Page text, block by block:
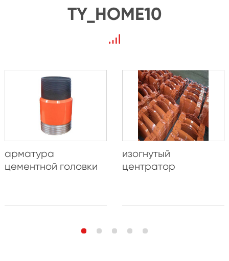
TY_HOME10
арматура
цементной головки
изогнутый
центратор